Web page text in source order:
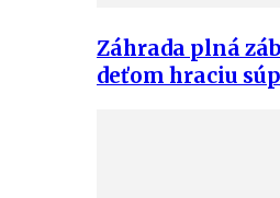
Záhrada plná
deťom hraciu